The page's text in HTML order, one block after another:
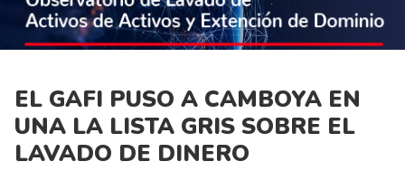
EL GAFI PUSO A CAMBOYA EN
UNA LA LISTA GRIS SOBRE EL
LAVADO DE DINERO